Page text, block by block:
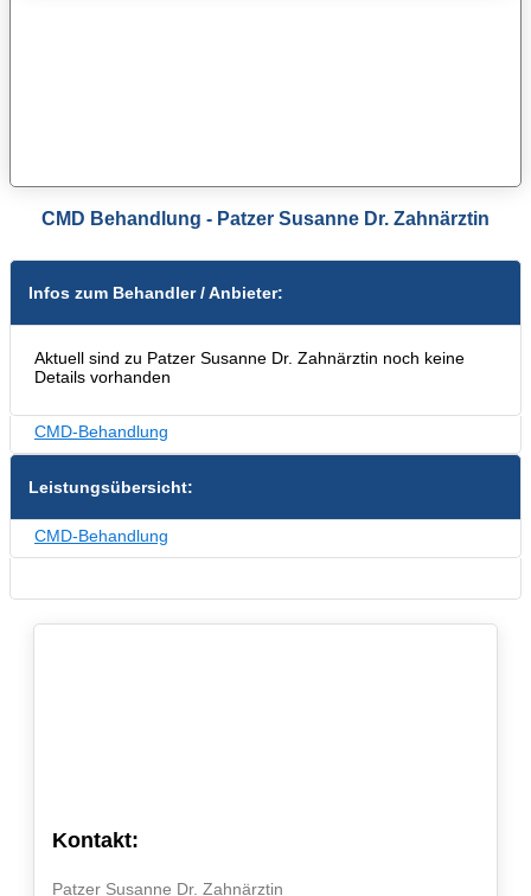
CMD Behandlung - Patzer Susanne Dr. Zahnärztin
Infos zum Behandler / Anbieter:
Aktuell sind zu Patzer Susanne Dr. Zahnärztin noch keine
Details vorhanden
CMD-Behandlung
Leistungsübersicht:
CMD-Behandlung
Kontakt:
Patzer Susanne Dr. Zahnärztin